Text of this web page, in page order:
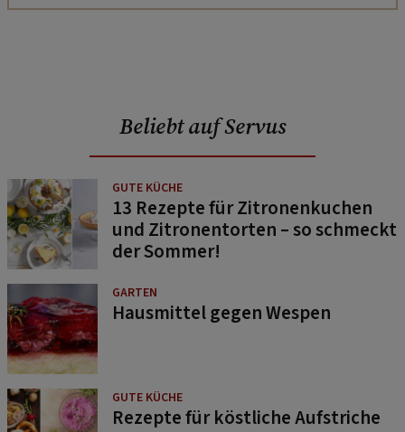
Beliebt auf Servus
GUTE KÜCHE
13 Rezepte für Zitronenkuchen
und Zitronentorten – so schmeckt
der Sommer!
GARTEN
Hausmittel gegen Wespen
GUTE KÜCHE
Rezepte für köstliche Aufstriche